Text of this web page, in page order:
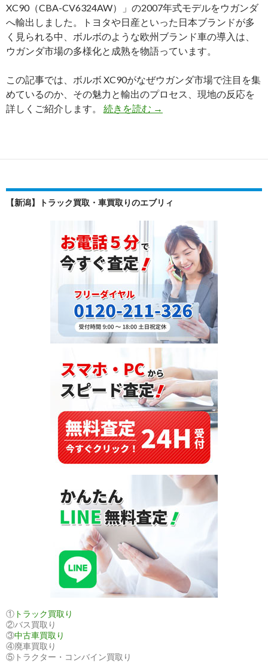
XC90（CBA-CV6324AW）」の2007年式モデルをウガンダ
へ輸出しました。トヨタや日産といった日本ブランドが多
く見られる中、ボルボのような欧州ブランド車の導入は、
ウガンダ市場の多様化と成熟を物語っています。
この記事では、ボルボ XC90がなぜウガンダ市場で注目を集
めているのか、その魅力と輸出のプロセス、現地の反応を
詳しくご紹介します。 続きを読む ウ
け
た
欧
と
快
適
ボ
ル
ボ
XC90（CBA-
CV6324AW）
輸
出
事
→
【新潟】トラック買取・車買取りのエブリィ
① トラック買取り
②バス買取り
③中古車買取り
④廃車買取り
⑤トラクター・コンバイン買取り